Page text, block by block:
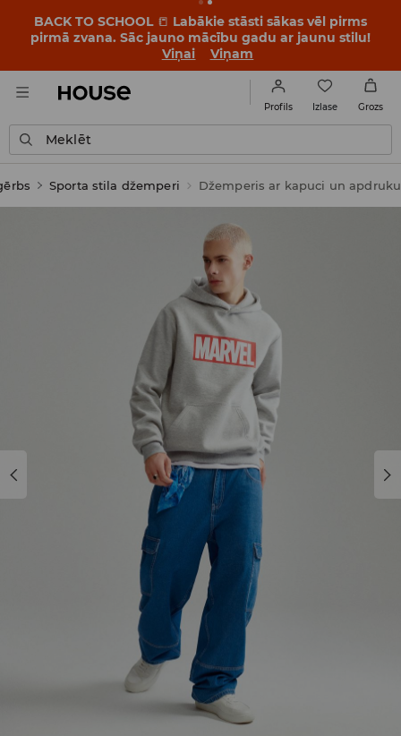
BACK TO SCHOOL 📒 Labākie stāsti sākas vēl pirms
pirmā zvana. Sāc jauno mācību gadu ar jaunu stilu!
Viņai
Viņam
Profils Izlase Grozs
Meklēt
Sporta stila džemperi Džemperis ar kapuci un apdruku